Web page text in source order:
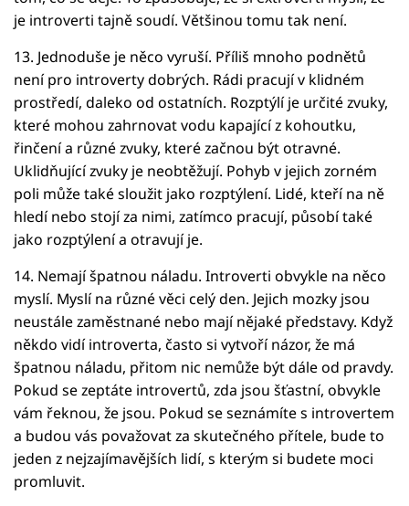
je introverti tajně soudí. Většinou tomu tak není.
13. Jednoduše je něco vyruší. Příliš mnoho podnětů
není pro introverty dobrých. Rádi pracují v klidném
prostředí, daleko od ostatních. Rozptýlí je určité zvuky,
které mohou zahrnovat vodu kapající z kohoutku,
řinčení a různé zvuky, které začnou být otravné.
Uklidňující zvuky je neobtěžují. Pohyb v jejich zorném
poli může také sloužit jako rozptýlení. Lidé, kteří na ně
hledí nebo stojí za nimi, zatímco pracují, působí také
jako rozptýlení a otravují je.
14. Nemají špatnou náladu. Introverti obvykle na něco
myslí. Myslí na různé věci celý den. Jejich mozky jsou
neustále zaměstnané nebo mají nějaké představy. Když
někdo vidí introverta, často si vytvoří názor, že má
špatnou náladu, přitom nic nemůže být dále od pravdy.
Pokud se zeptáte introvertů, zda jsou šťastní, obvykle
vám řeknou, že jsou. Pokud se seznámíte s introvertem
a budou vás považovat za skutečného přítele, bude to
jeden z nejzajímavějších lidí, s kterým si budete moci
promluvit.